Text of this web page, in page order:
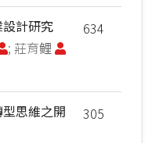
634
計研究
; 莊育鲤
305
思維之開